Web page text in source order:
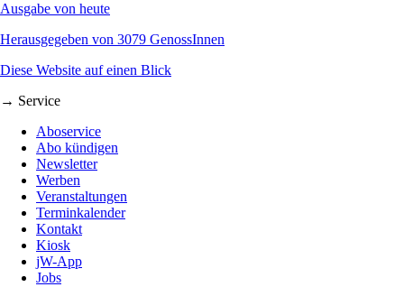
Ausgabe von heute
Herausgegeben von 3079 GenossInnen
Diese Website auf einen Blick
→ Service
Aboservice
Abo kündigen
Newsletter
Werben
Veranstaltungen
Terminkalender
Kontakt
Kiosk
jW-App
Jobs